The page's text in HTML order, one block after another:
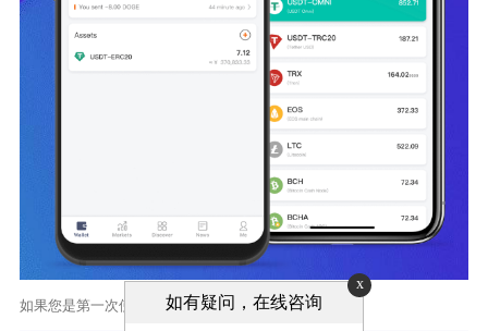
如果您是第一次使用比特派钱包。
x
如有疑问，在线咨询